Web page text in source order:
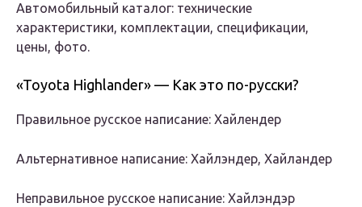
Автомобильный каталог: технические
характеристики, комплектации, спецификации,
цены, фото.
«Toyota Highlander» — Как это по-русски?
Правильное русское написание: Хайлендер
Альтернативное написание: Хайлэндер, Хайландер
Неправильное русское написание: Хайлэндэр